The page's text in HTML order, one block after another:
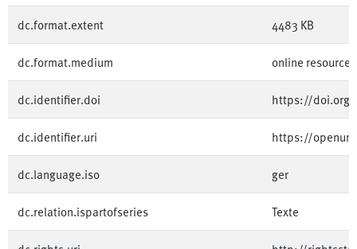
dc.format.extent 4483 KB
dc.format.medium online resource
dc.identifier.doi https://doi.org/
dc.identifier.uri https://
dc.language.iso ger
dc.relation.ispartofseries Texte